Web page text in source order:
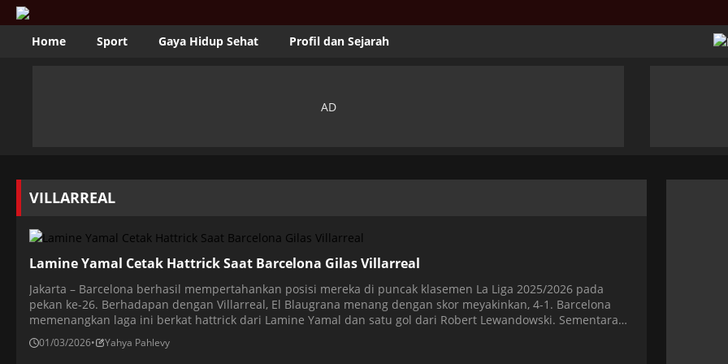
Home Sport Gaya Hidup Sehat Profil dan Sejarah
VILLARREAL
Lamine Yamal Cetak Hattrick Saat Barcelona Gilas Villarreal
Jakarta – Barcelona berhasil mempertahankan posisi mereka di puncak klasemen La Liga 2025/2026 pada
pekan ke-26. Berhadapan dengan Villarreal, El Blaugrana menang dengan skor meyakinkan, 4-1. Barcelona
memenangkan laga ini berkat hattrick dari Lamine Yamal dan satu gol dari Robert Lewandowski. Sementara
Villarreal hanya memperkecil kedudukan berkat gol Pape Gueye. Tiga poin ini membuat Barcelona […]
01/03/2026• Yahya Pahlevy